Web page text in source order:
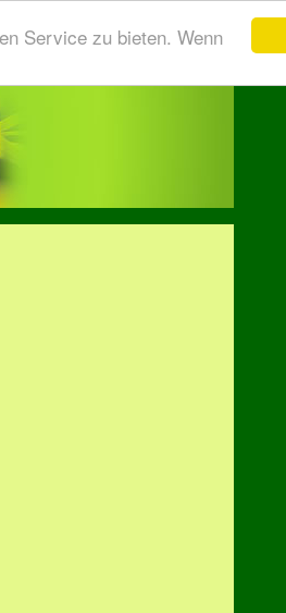
Service zu bieten. Wenn